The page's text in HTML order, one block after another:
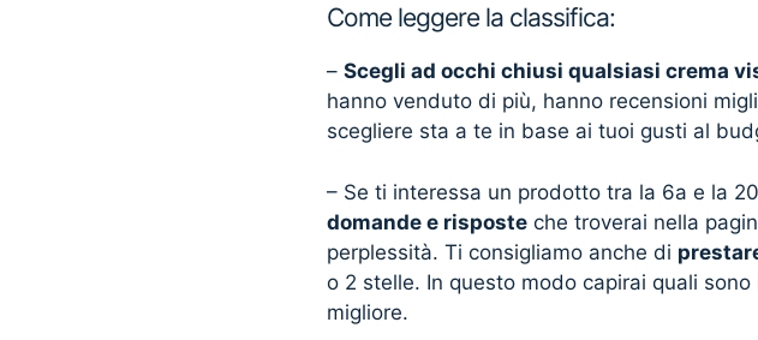
Come leggere la classifica:
– Scegli ad occhi chiusi qualsiasi crema
hanno venduto di più, hanno recensioni
scegliere sta a te in base ai tuoi gusti al
– Se ti interessa un prodotto tra la 6a e la
domande e risposte che troverai nella
perplessità. Ti consigliamo anche di
o 2 stelle. In questo modo capirai quali
migliore.